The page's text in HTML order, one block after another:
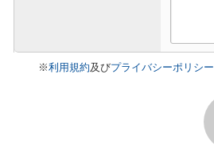
※利用規約及びプライバシーポリシー